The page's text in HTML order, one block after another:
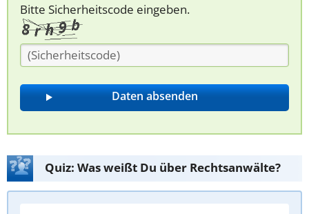
Bitte Sicherheitscode eingeben.
Quiz: Was weißt Du über Rechtsanwälte?